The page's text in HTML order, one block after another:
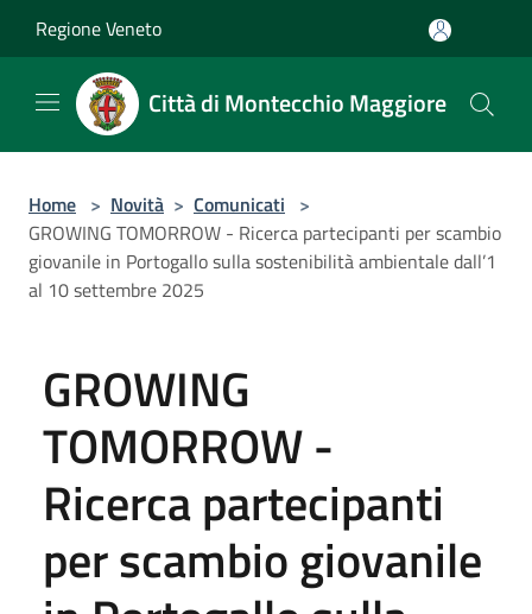
Regione Veneto
Città di Montecchio Maggiore
Home > Novità > Comunicati >
GROWING TOMORROW - Ricerca partecipanti per scambio
giovanile in Portogallo sulla sostenibilità ambientale dall’1
al 10 settembre 2025
GROWING
TOMORROW -
Ricerca partecipanti
per scambio giovanile